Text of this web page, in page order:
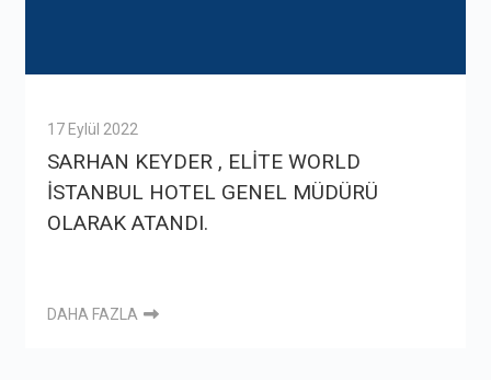
17 Eylül 2022
SARHAN KEYDER , ELİTE WORLD
İSTANBUL HOTEL GENEL MÜDÜRÜ
OLARAK ATANDI.
DAHA FAZLA